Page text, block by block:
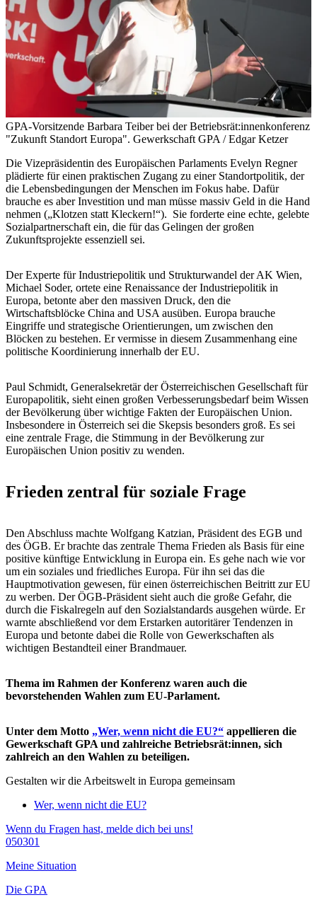
GPA-Vorsitzende Barbara Teiber bei der Betriebsrät:innenkonferenz
"Zukunft Standort Europa". Gewerkschaft GPA / Edgar Ketzer
Die Vizepräsidentin des Europäischen Parlaments Evelyn Regner
plädierte für einen praktischen Zugang zu einer Standortpolitik, der
die Lebensbedingungen der Menschen im Fokus habe. Dafür
brauche es aber Investition und man müsse massiv Geld in die Hand
nehmen („Klotzen statt Kleckern!“). Sie forderte eine echte, gelebte
Sozialpartnerschaft ein, die für das Gelingen der großen
Zukunftsprojekte essenziell sei.
Der Experte für Industriepolitik und Strukturwandel der AK Wien,
Michael Soder, ortete eine Renaissance der Industriepolitik in
Europa, betonte aber den massiven Druck, den die
Wirtschaftsblöcke China and USA ausüben. Europa brauche
Eingriffe und strategische Orientierungen, um zwischen den
Blöcken zu bestehen. Er vermisse in diesem Zusammenhang eine
politische Koordinierung innerhalb der EU.
Paul Schmidt, Generalsekretär der Österreichischen Gesellschaft für
Europapolitik, sieht einen großen Verbesserungsbedarf beim Wissen
der Bevölkerung über wichtige Fakten der Europäischen Union.
Insbesondere in Österreich sei die Skepsis besonders groß. Es sei
eine zentrale Frage, die Stimmung in der Bevölkerung zur
Europäischen Union positiv zu wenden.
Frieden zentral für soziale Frage
Den Abschluss machte Wolfgang Katzian, Präsident des EGB und
des ÖGB. Er brachte das zentrale Thema Frieden als Basis für eine
positive künftige Entwicklung in Europa ein. Es gehe nach wie vor
um ein soziales und friedliches Europa. Für ihn sei das die
Hauptmotivation gewesen, für einen österreichischen Beitritt zur EU
zu werben. Der ÖGB-Präsident sieht auch die große Gefahr, die
durch die Fiskalregeln auf den Sozialstandards ausgehen würde. Er
warnte abschließend vor dem Erstarken autoritärer Tendenzen in
Europa und betonte dabei die Rolle von Gewerkschaften als
wichtigen Bestandteil einer Brandmauer.
Thema im Rahmen der Konferenz waren auch die
bevorstehenden Wahlen zum EU-Parlament.
Unter dem Motto „Wer, wenn nicht die EU?“ appellieren die
Gewerkschaft GPA und zahlreiche Betriebsrät:innen, sich
zahlreich an den Wahlen zu beteiligen.
Gestalten wir die Arbeitswelt in Europa gemeinsam
Wer, wenn nicht die EU?
Wenn du Fragen hast, melde dich bei uns!
050301
Meine Situation
Die GPA